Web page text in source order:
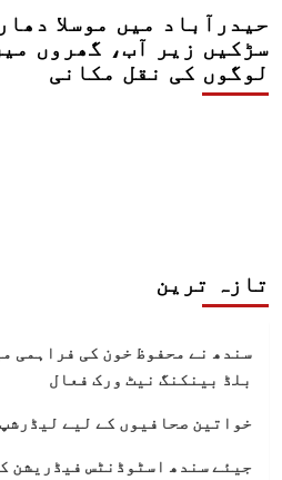
حیدرآباد میں موسلا
سڑکیں زیر آب، گھروں
لوگوں کی نقل مکانی
تازہ ترین
سندھ نے محفوظ خون کی فراہمی
بلڈ بینکنگ نیٹ ورک فعال
خواتین صحافیوں کے لیے
جیئے سندھ اسٹوڈنٹس فیڈریشن